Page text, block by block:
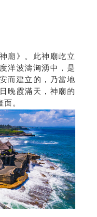
廟》。此神廟屹立
洋波濤洶湧中，是
而建立的，乃當地
晚霞滿天，神廟的
。